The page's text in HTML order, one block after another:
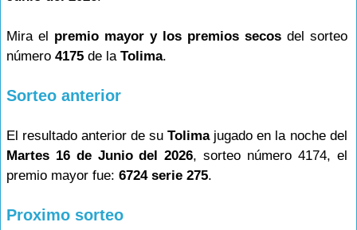
Mira el premio mayor y los premios secosdel sorteo
número 4175 de la Tolima.
Sorteo anterior
El resultado anterior de suTolimajugado en la noche del
Martes 16 de Junio del 2026, sorteo número 4174, el
premio mayor fue: 6724 serie 275.
Proximo sorteo